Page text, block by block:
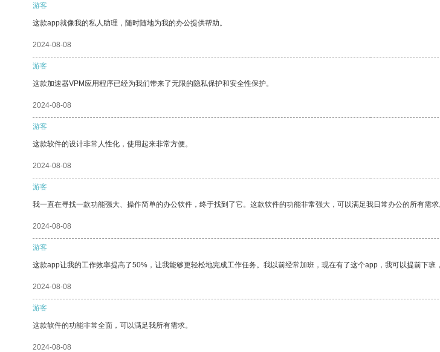
游客
这款app就像我的私人助理，随时随地为我的办公提供帮助。
2024-08-08
游客
这款加速器VPM应用程序已经为我们带来了无限的隐私保护和安全性保护。
2024-08-08
游客
这款软件的设计非常人性化，使用起来非常方便。
2024-08-08
游客
我一直在寻找一款功能强大、操作简单的办公软件，终于找到了它。这款软件的功能非常强大，可以满足我日常办公的所有需
2024-08-08
游客
这款app让我的工作效率提高了50%，让我能够更轻松地完成工作任务。我以前经常加班，现在有了这个app，我可以提前下班
2024-08-08
游客
这款软件的功能非常全面，可以满足我所有需求。
2024-08-08